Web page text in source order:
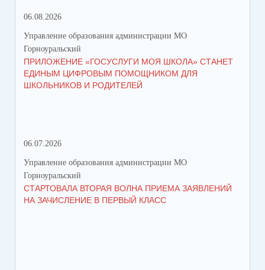
06.08.2026
Управление образования администрации МО
Горноуральский
ПРИЛОЖЕНИЕ «ГОСУСЛУГИ МОЯ ШКОЛА» СТАНЕТ
ЕДИНЫМ ЦИФРОВЫМ ПОМОЩНИКОМ ДЛЯ
ШКОЛЬНИКОВ И РОДИТЕЛЕЙ
06.07.2026
Управление образования администрации МО
Горноуральский
СТАРТОВАЛА ВТОРАЯ ВОЛНА ПРИЕМА ЗАЯВЛЕНИЙ
НА ЗАЧИСЛЕНИЕ В ПЕРВЫЙ КЛАСС